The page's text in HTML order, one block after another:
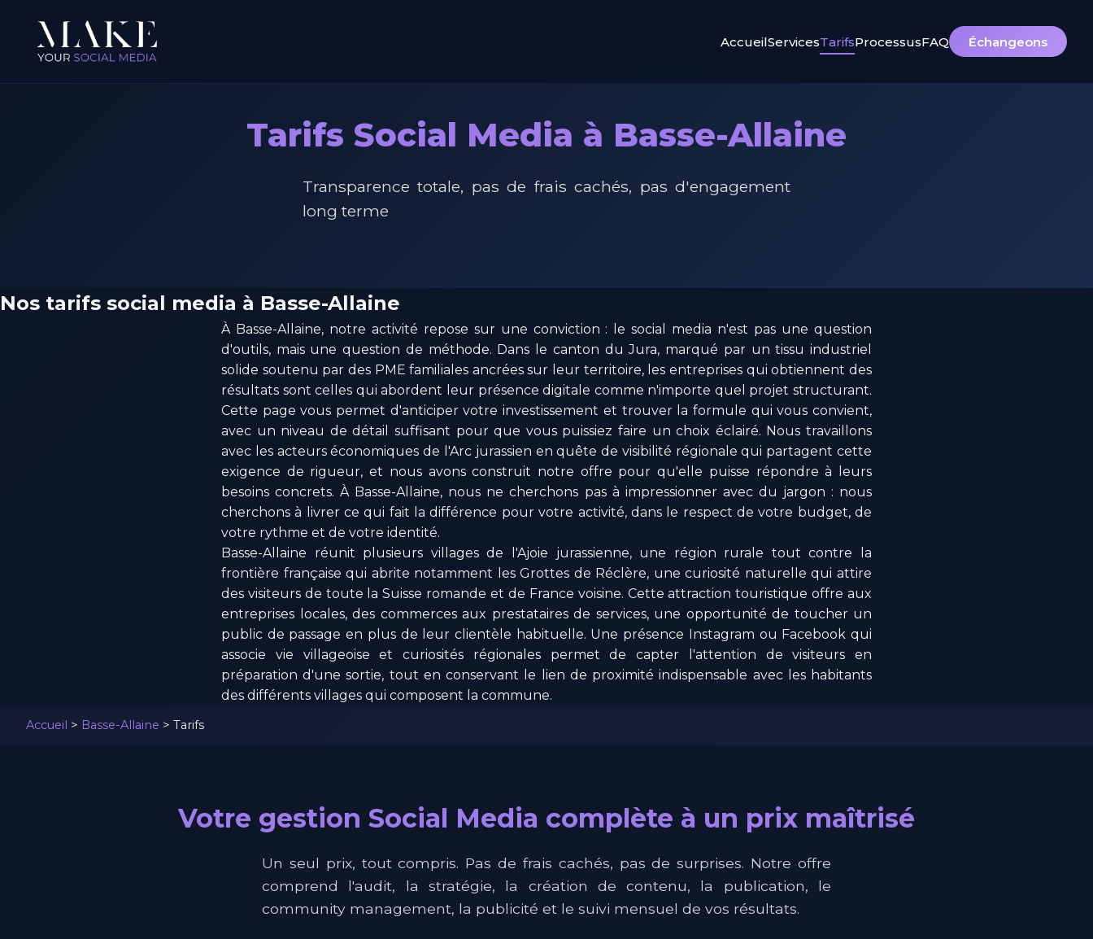
AccueilServicesTarifsProcessusFAQ Échangeons
Tarifs Social Media à Basse-Allaine
Transparence totale, pas de frais cachés, pas d'engagement
long terme
Nos tarifs social media à Basse-Allaine
À Basse-Allaine, notre activité repose sur une conviction : le social media n'est pas une question
d'outils, mais une question de méthode. Dans le canton du Jura, marqué par un tissu industriel
solide soutenu par des PME familiales ancrées sur leur territoire, les entreprises qui obtiennent des
résultats sont celles qui abordent leur présence digitale comme n'importe quel projet structurant.
Cette page vous permet d'anticiper votre investissement et trouver la formule qui vous convient,
avec un niveau de détail suffisant pour que vous puissiez faire un choix éclairé. Nous travaillons
avec les acteurs économiques de l'Arc jurassien en quête de visibilité régionale qui partagent cette
exigence de rigueur, et nous avons construit notre offre pour qu'elle puisse répondre à leurs
besoins concrets. À Basse-Allaine, nous ne cherchons pas à impressionner avec du jargon : nous
cherchons à livrer ce qui fait la différence pour votre activité, dans le respect de votre budget, de
votre rythme et de votre identité.
Basse-Allaine réunit plusieurs villages de l'Ajoie jurassienne, une région rurale tout contre la
frontière française qui abrite notamment les Grottes de Réclère, une curiosité naturelle qui attire
des visiteurs de toute la Suisse romande et de France voisine. Cette attraction touristique offre aux
entreprises locales, des commerces aux prestataires de services, une opportunité de toucher un
public de passage en plus de leur clientèle habituelle. Une présence Instagram ou Facebook qui
associe vie villageoise et curiosités régionales permet de capter l'attention de visiteurs en
préparation d'une sortie, tout en conservant le lien de proximité indispensable avec les habitants
des différents villages qui composent la commune.
Accueil > Basse-Allaine > Tarifs
Votre gestion Social Media complète à un prix maîtrisé
Un seul prix, tout compris. Pas de frais cachés, pas de surprises. Notre offre
comprend l'audit, la stratégie, la création de contenu, la publication, le
community management, la publicité et le suivi mensuel de vos résultats.